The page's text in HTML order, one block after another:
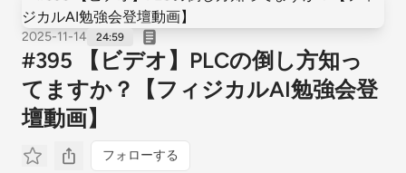
2025-11-14 24:59
#395 【ビデオ】PLCの倒し方知っ
てますか？【フィジカルAI勉強会登
壇動画】
フォローする